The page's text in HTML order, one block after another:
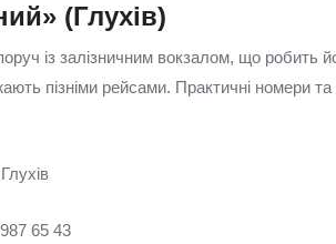
(Глухів)
із залізничним вокзалом, що робить
пізніми рейсами. Практичні номери
65 43